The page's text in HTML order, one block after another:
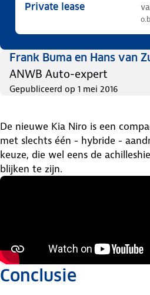
Private lease
Frank Buma en Hans van
ANWB Auto-expert
Gepubliceerd op 1 mei 2016
De nieuwe Kia Niro is een
met slechts één - hybride -
keuze, die wel eens de
blijken te zijn.
Conclusie